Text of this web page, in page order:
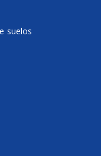
suelos